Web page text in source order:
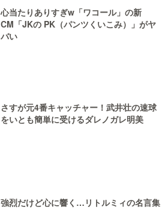
心当たりありすぎw「ワコール」の新
CM「JKの PK（パンツくいこみ）」がヤ
バい
さすが元4番キャッチャー！武井壮の速球
をいとも簡単に受けるダレノガレ明美
強烈だけど心に響く…リトルミィの名言集